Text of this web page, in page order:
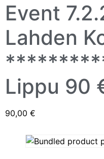
Event
Lahden
Lippu 90
90,00 €